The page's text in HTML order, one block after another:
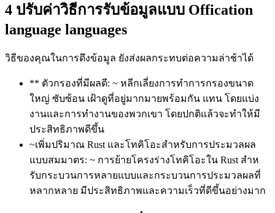
4 ปรับค่าวิธีการรับข้อมูลแบบ Offication
language languages
วิธีของคุณในการดึงข้อมูล ยังส่งผลกระทบต่อความล่าช้าได้
** ตัวกรองที่มีผลดี: ~ หลีกเลี่ยงการทําการกรองขนาด
ใหญ่ ซับซ้อน เฝ้าดูที่อยู่มากมายพร้อมกัน แทน โดยแบ่ง
งานและการทํางานของพวกเขา โดยปกติแล้วจะทําให้มี
ประสิทธิภาพดีขึ้น
~เพิ่มปริมาณ Rust และโทคิโอะสําหรับการประมวลผล
แบบสมมาตร: ~ การย้ายโครงร่างโทคิโอะใน Rust สําห
รับกระบวนการหลายแบบและกระบวนการประมวลผลที่
หลากหลาย มีประสิทธิภาพและความเร็วที่ดีขึ้นอย่างมาก